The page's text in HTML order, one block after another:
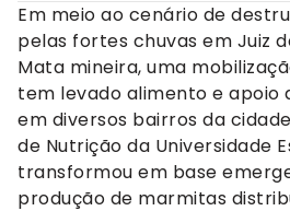
Em meio ao cenário de
pelas fortes chuvas em Juiz
Mata mineira, uma
tem levado alimento e apoio
em diversos bairros da
de Nutrição da Universidade
transformou em base
produção de marmitas